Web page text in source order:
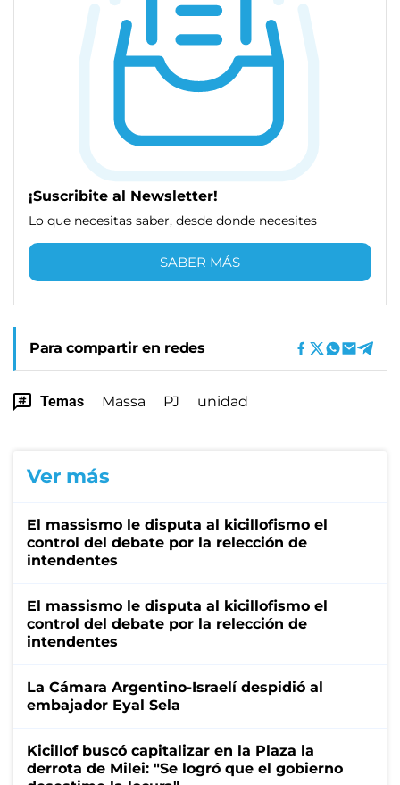
¡Suscribite al Newsletter!
Lo que necesitas saber, desde donde necesites
SABER MÁS
Para compartir en redes
Temas Massa PJ unidad
Ver más
El massismo le disputa al kicillofismo el
control del debate por la relección de
intendentes
El massismo le disputa al kicillofismo el
control del debate por la relección de
intendentes
La Cámara Argentino-Israelí despidió al
embajador Eyal Sela
Kicillof buscó capitalizar en la Plaza la
derrota de Milei: "Se logró que el gobierno